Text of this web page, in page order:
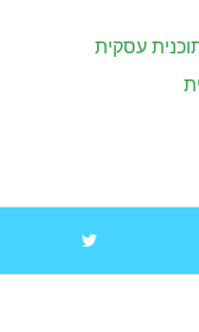
עסקית